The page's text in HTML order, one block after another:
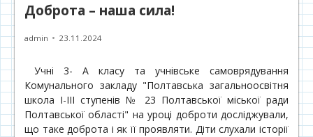
Доброта – наша сила!
Автор
admin Опубліковано
23.11.2024
Учні 3- А класу та учнівське самоврядування
Комунального закладу "Полтавська загальноосвітня
школа І-ІІІ ступенів № 23 Полтавської міської ради
Полтавської області" на уроці доброти досліджували,
що таке доброта і як її проявляти. Діти слухали історії